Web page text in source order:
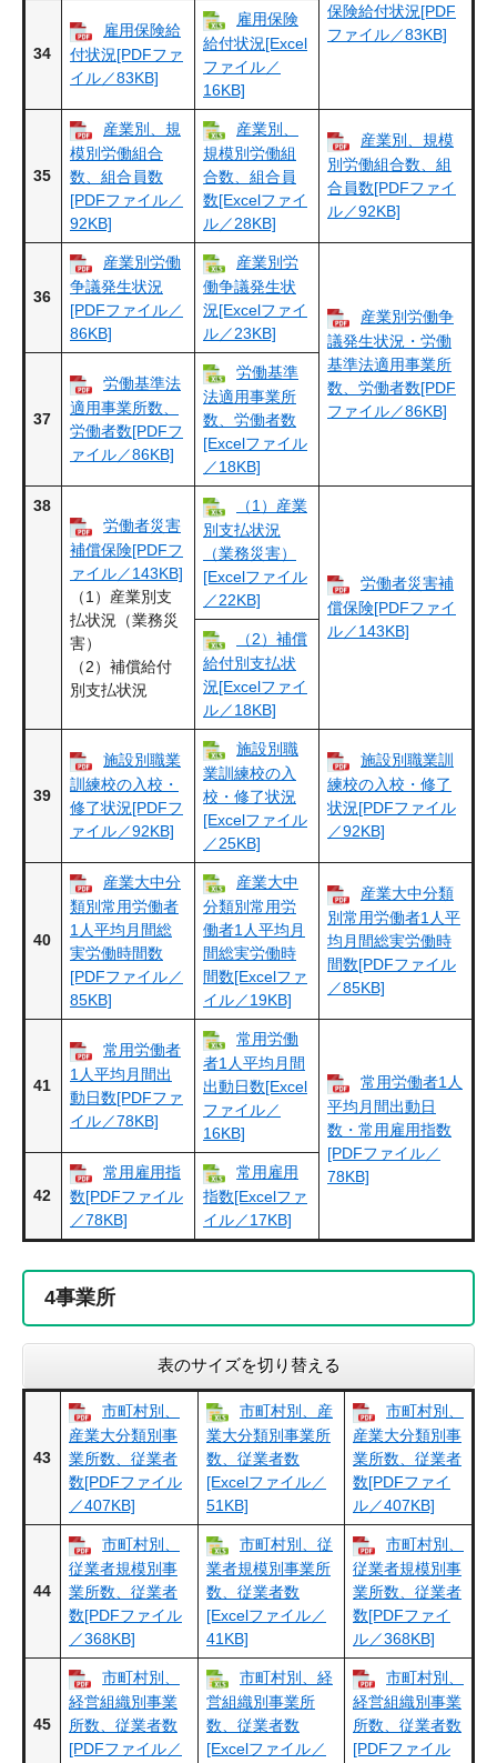
保険給付状況[PDF
ファイル／83KB]
34
雇用保険給
付状況[PDFファ
イル／83KB]
雇用保険
給付状況[Excel
ファイル／
16KB]
35
産業別、規
模別労働組合
数、組合員数
[PDFファイル／
92KB]
産業別、
規模別労働組
合数、組合員
数[Excelファイ
ル／28KB]
産業別、規模
別労働組合数、組
合員数[PDFファイ
ル／92KB]
36
産業別労働
争議発生状況
[PDFファイル／
86KB]
産業別労
働争議発生状
況[Excelファイ
ル／23KB]
産業別労働争
議発生状況・労働
基準法適用事業所
数、労働者数[PDF
ファイル／86KB]
37
労働基準法
適用事業所数、
労働者数[PDFフ
ァイル／86KB]
労働基準
法適用事業所
数、労働者数
[Excelファイル
／18KB]
38
労働者災害
補償保険[PDFフ
ァイル／143KB]
（1）産業別支
払状況（業務災
害）
（2）補償給付
別支払状況
（1）産業
別支払状況
（業務災害）
[Excelファイル
／22KB]
労働者災害補
償保険[PDFファイ
ル／143KB]
（2）補償
給付別支払状
況[Excelファイ
ル／18KB]
39
施設別職業
訓練校の入校・
修了状況[PDFフ
ァイル／92KB]
施設別職
業訓練校の入
校・修了状況
[Excelファイル
／25KB]
施設別職業訓
練校の入校・修了
状況[PDFファイル
／92KB]
40
産業大中分
類別常用労働者
1人平均月間総
実労働時間数
[PDFファイル／
85KB]
産業大中
分類別常用労
働者1人平均月
間総実労働時
間数[Excelファ
イル／19KB]
産業大中分類
別常用労働者1人平
均月間総実労働時
間数[PDFファイル
／85KB]
41
常用労働者
1人平均月間出
動日数[PDFファ
イル／78KB]
常用労働
者1人平均月間
出動日数[Excel
ファイル／
16KB]
常用労働者1人
平均月間出動日
数・常用雇用指数
[PDFファイル／
78KB]
42
常用雇用指
数[PDFファイル
／78KB]
常用雇用
指数[Excelファ
イル／17KB]
4事業所
表のサイズを切り替える
43
市町村別、
産業大分類別事
業所数、従業者
数[PDFファイル
／407KB]
市町村別、産
業大分類別事業所
数、従業者数
[Excelファイル／
51KB]
市町村別、
産業大分類別事
業所数、従業者
数[PDFファイ
ル／407KB]
44
市町村別、
従業者規模別事
業所数、従業者
数[PDFファイル
／368KB]
市町村別、従
業者規模別事業所
数、従業者数
[Excelファイル／
41KB]
市町村別、
従業者規模別事
業所数、従業者
数[PDFファイ
ル／368KB]
45
市町村別、
経営組織別事業
所数、従業者数
[PDFファイル／
市町村別、経
営組織別事業所
数、従業者数
[Excelファイル／
市町村別、
経営組織別事業
所数、従業者数
[PDFファイル